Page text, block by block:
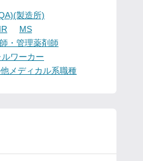
製造所)
MS
・管理薬剤師
ワーカー
メディカル系職種